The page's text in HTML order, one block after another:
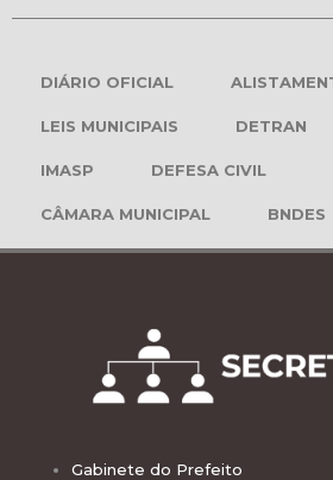
DIÁRIO OFICIAL
LEIS MUNICIPAIS DETRAN
IMASP DEFESA CIVIL
CÂMARA MUNICIPAL BNDES
Gabinete do Prefeito